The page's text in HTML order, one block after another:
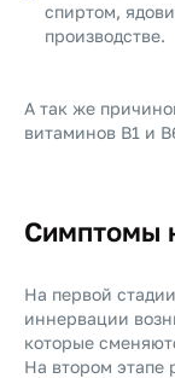
спиртом,
производстве.
А так же
витаминов В1 и
Симптомы
На первой
иннервации
которые
На втором этапе